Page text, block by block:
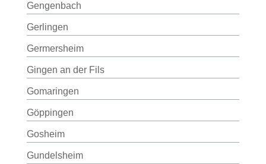
Gengenbach
Gerlingen
Germersheim
Gingen an der Fils
Gomaringen
Göppingen
Gosheim
Gundelsheim